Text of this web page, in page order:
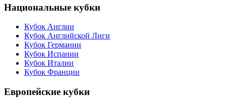
Национальные кубки
Кубок Англии
Кубок Английской Лиги
Кубок Германии
Кубок Испании
Кубок Италии
Кубок Франции
Европейские кубки